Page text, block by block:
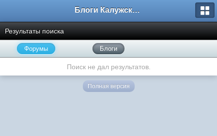
Блоги Калужского перекрестка
Результаты поиска
Форумы Блоги
Поиск не дал результатов.
Полная версия